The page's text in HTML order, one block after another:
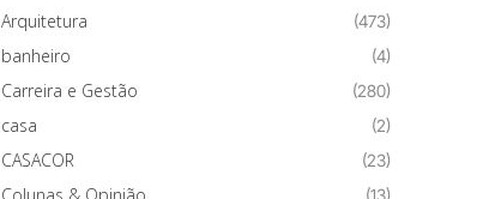
Arquitetura (473)
banheiro (4)
Carreira e Gestão (280)
casa (2)
CASACOR (23)
(13)